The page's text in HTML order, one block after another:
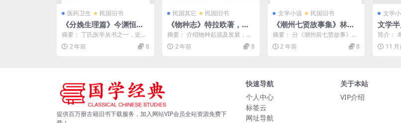
医药卫生 民国旧书
《分娩生理篇》今渊恒寿
著，丁福保译-文明书局-宣
统2[1910]-pdf古籍下载
摘要： 丁氏医学丛书之一，近代
翻译产科学著作，丁福保译。分
娩生理篇pdf下载 截...
2 年前 8
民国其它 民国旧书
《物种志》特拉欧著，章
宗元译-pdf古籍下载
摘要： 介绍物种起源及发展，内
分植物，动物，人类3篇。物种志
pdf下载 截图： ...
2 年前 8
文学小说 民国旧书
《潮州七贤故事集》林培
庐编辑-上海天马书店-民国
25[1936]-pdf古籍下载
摘要： 分《潮州前七贤故事》、
《潮州嘉靖四俊子故事》、《潮
州后七贤故事》、《潮州...
2 年前 8
文学
文学
瞿秋
国左
史料
简介：
的机关
篇文学
11
提供百万册古籍旧书下载服务，加入网站VIP会员全站资源免费下
快速导航
个人中心
标签云
网址导航
关于本站
VIP介绍